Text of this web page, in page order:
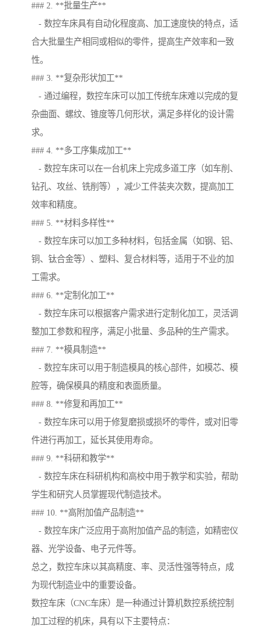
### 2. **批量生产**
- 数控车床具有自动化程度高、加工速度快的特点，适
合大批量生产相同或相似的零件，提高生产效率和一致
性。
### 3. **复杂形状加工**
- 通过编程，数控车床可以加工传统车床难以完成的复
杂曲面、螺纹、锥度等几何形状，满足多样化的设计需
求。
### 4. **多工序集成加工**
- 数控车床可以在一台机床上完成多道工序（如车削、
钻孔、攻丝、铣削等），减少工件装夹次数，提高加工
效率和精度。
### 5. **材料多样性**
- 数控车床可以加工多种材料，包括金属（如钢、铝、
铜、钛合金等）、塑料、复合材料等，适用于不业的加
工需求。
### 6. **定制化加工**
- 数控车床可以根据客户需求进行定制化加工，灵活调
整加工参数和程序，满足小批量、多品种的生产需求。
### 7. **模具制造**
- 数控车床可以用于制造模具的核心部件，如模芯、模
腔等，确保模具的精度和表面质量。
### 8. **修复和再加工**
- 数控车床可以用于修复磨损或损坏的零件，或对旧零
件进行再加工，延长其使用寿命。
### 9. **科研和教学**
- 数控车床在科研机构和高校中用于教学和实验，帮助
学生和研究人员掌握现代制造技术。
### 10. **高附加值产品制造**
- 数控车床广泛应用于高附加值产品的制造，如精密仪
器、光学设备、电子元件等。
总之，数控车床以其高精度、率、灵活性强等特点，成
为现代制造业中的重要设备。
数控车床（CNC车床）是一种通过计算机数控系统控制
加工过程的机床，具有以下主要特点：